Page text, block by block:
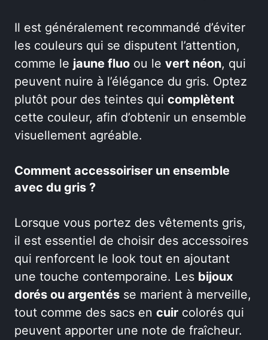
Il est généralement recommandé d’éviter
les couleurs qui se disputent l’attention,
comme le jaune fluo ou le vert néon, qui
peuvent nuire à l’élégance du gris. Optez
plutôt pour des teintes qui complètent
cette couleur, afin d’obtenir un ensemble
visuellement agréable.
Comment accessoiriser un ensemble
avec du gris ?
Lorsque vous portez des vêtements gris,
il est essentiel de choisir des accessoires
qui renforcent le look tout en ajoutant
une touche contemporaine. Les bijoux
dorés ou argentés se marient à merveille,
tout comme des sacs en cuir colorés qui
peuvent apporter une note de fraîcheur.